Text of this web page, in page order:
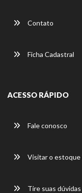
Contato
Ficha Cadastral
ACESSO RÁPIDO
Fale conosco
Visitar o estoque
Tire suas dúvidas